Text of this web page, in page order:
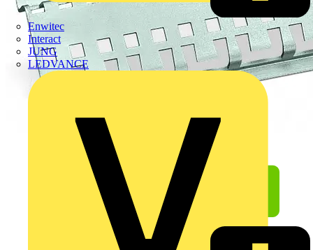
Enwitec
Interact
JUNG
LEDVANCE